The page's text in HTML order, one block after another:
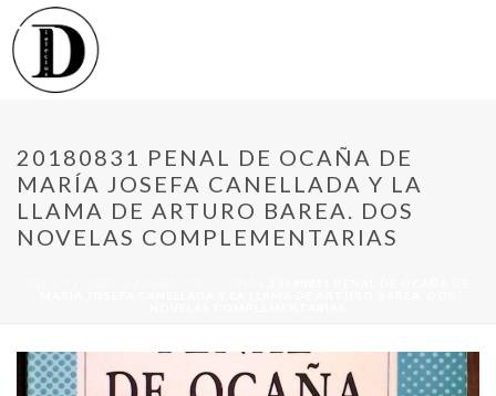
20180831 PENAL DE OCAÑA DE
MARÍA JOSEFA CANELLADA Y LA
LLAMA DE ARTURO BAREA. DOS
NOVELAS COMPLEMENTARIAS